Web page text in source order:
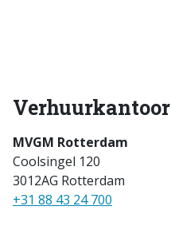
Verhuurkantoor
MVGM Rotterdam
Coolsingel 120
3012AG Rotterdam
+31 88 43 24 700